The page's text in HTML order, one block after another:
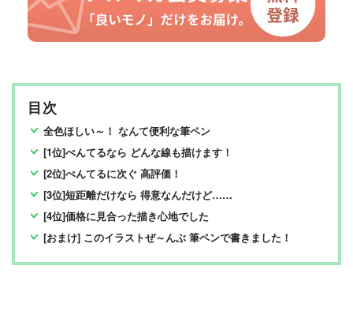
目次
全色ほしい～！ なんて便利な筆ペン
[1位]ぺんてるなら どんな線も描けます！
[2位]ぺんてるに次ぐ 高評価！
[3位]短距離だけなら 得意なんだけど……
[4位]価格に見合った描き心地でした
[おまけ] このイラストぜ～んぶ 筆ペンで書きました！